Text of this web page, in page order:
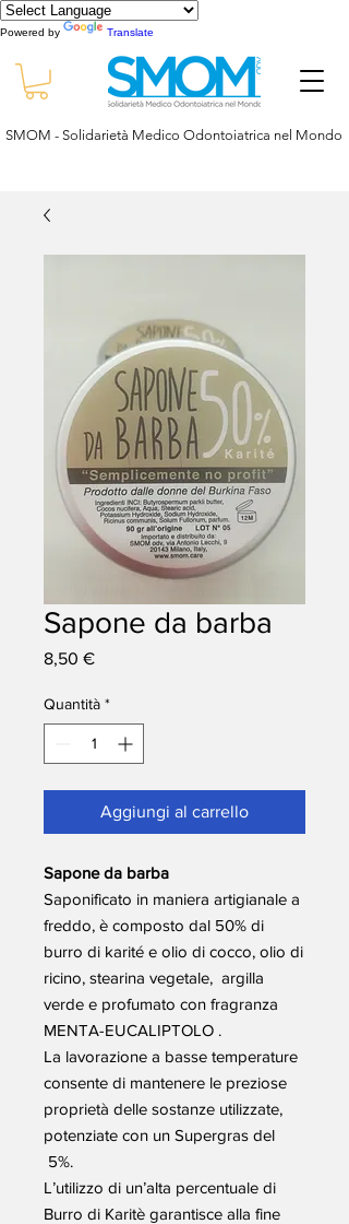
Powered by Translate
SMOM - Solidarietà Medico Odontoiatrica nel Mondo
Sapone da barba
8,50 €Prezzo
Quantità *
Aggiungi al carrello
Sapone da barba
Saponificato in maniera artigianale a
freddo, è composto dal 50% di
burro di karité e olio di cocco, olio di
ricino, stearina vegetale, argilla
verde e profumato con fragranza
MENTA-EUCALIPTOLO .
La lavorazione a basse temperature
consente di mantenere le preziose
proprietà delle sostanze utilizzate,
potenziate con un Supergras del
5%.
L’utilizzo di un’alta percentuale di
Burro di Karitè garantisce alla fine